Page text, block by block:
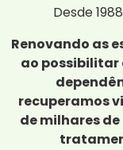
Desde
Renovando as
ao possibilitar
recuperamos
de milhares